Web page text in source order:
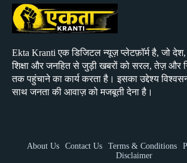
Ekta Kranti एक डिजिटल न्यूज़ प्लेटफ़ॉर्म है, जो देश,
शिक्षा और जनहित से जुड़ी खबरों को सरल, तेज़ और
तक पहुंचाने का कार्य करता है। इसका उद्देश्य
साथ जनता की आवाज़ को मजबूती देना है।
About Us Contact Us Terms & Conditions
Disclaimer